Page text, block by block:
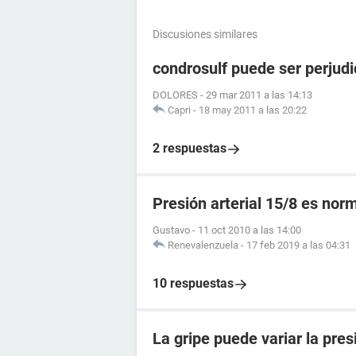
Discusiones similares
condrosulf puede ser
DOLORES - 29 mar 2011 a las 14:13
Capri - 18 may 2011 a las 20:22
2 respuestas
Presión arterial 15/8 es
Gustavo - 11 oct 2010 a las 14:00
Renevalenzuela - 17 feb 2019 a las 04:31
10 respuestas
La gripe puede variar la